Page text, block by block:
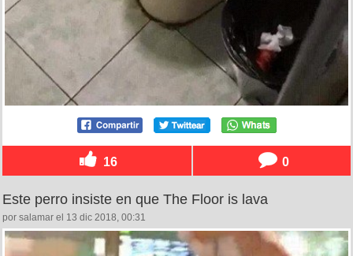
16 0
Este perro insiste en que The Floor is lava
por salamar el 13 dic 2018, 00:31